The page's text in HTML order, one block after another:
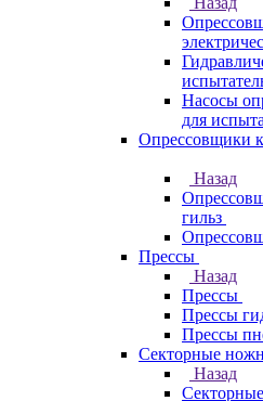
Насосы
для
Опрессовщики
Назад
гильз
Прессы
Назад
Прессы
Прессы
Прессы
Секторные
Назад